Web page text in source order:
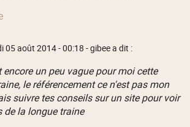
05 août 2014 - 00:18 - gibee a dit :
encore un peu vague pour moi cette
le référencement ce n'est pas mon
suivre tes conseils sur un site pour voir
de la longue traine